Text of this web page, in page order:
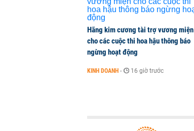
Hãng kim cương tài trợ vương miện
cho các cuộc thi hoa hậu thông báo
ngừng hoạt động
KINH DOANH - 16 giờ trước